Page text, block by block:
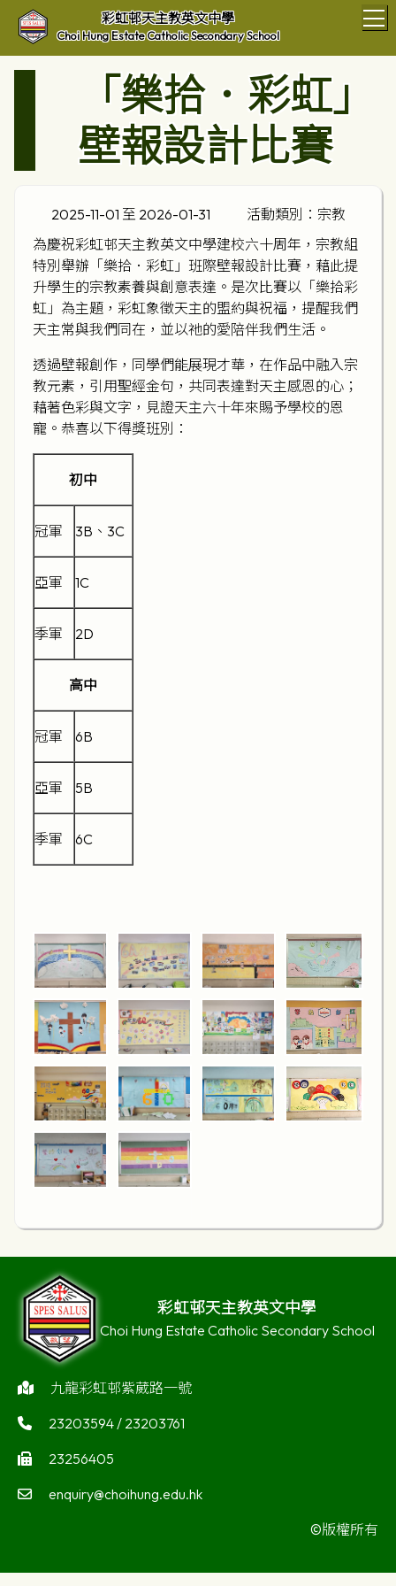
彩虹邨天主教英文中學
Choi Hung Estate Catholic Secondary School
「樂拾．彩虹」
壁報設計比賽
2025-11-01 至 2026-01-31
活動類別：宗教
為慶祝彩虹邨天主教英文中學建校六十周年，宗教組
特別舉辦「樂拾．彩虹」班際壁報設計比賽，藉此提
升學生的宗教素養與創意表達。是次比賽以「樂拾彩
虹」為主題，彩虹象徵天主的盟約與祝福，提醒我們
天主常與我們同在，並以祂的愛陪伴我們生活。
透過壁報創作，同學們能展現才華，在作品中融入宗
教元素，引用聖經金句，共同表達對天主感恩的心；
藉著色彩與文字，見證天主六十年來賜予學校的恩
寵。恭喜以下得獎班別：
初中
冠軍 3B、3C
亞軍 1C
季軍 2D
高中
冠軍 6B
亞軍 5B
季軍 6C
彩虹邨天主教英文中學
Choi Hung Estate Catholic Secondary School
九龍彩虹邨紫葳路一號
23203594 / 23203761
23256405
enquiry@choihung.edu.hk
©版權所有